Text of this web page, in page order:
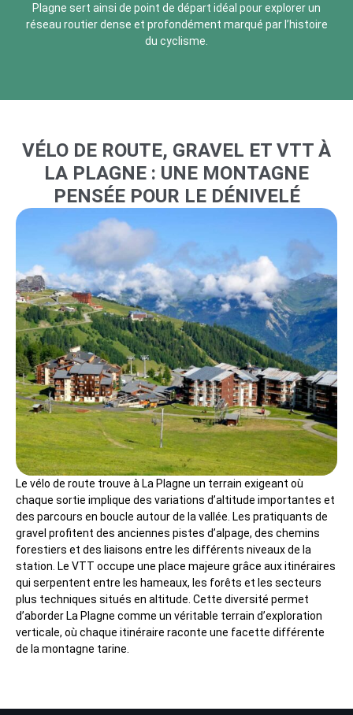
Plagne sert ainsi de point de départ idéal pour explorer un
réseau routier dense et profondément marqué par l’histoire
du cyclisme.
VÉLO DE ROUTE, GRAVEL ET VTT À
LA PLAGNE : UNE MONTAGNE
PENSÉE POUR LE DÉNIVELÉ
Le vélo de route trouve à La Plagne un terrain exigeant où
chaque sortie implique des variations d’altitude importantes et
des parcours en boucle autour de la vallée. Les pratiquants de
gravel profitent des anciennes pistes d’alpage, des chemins
forestiers et des liaisons entre les différents niveaux de la
station. Le VTT occupe une place majeure grâce aux itinéraires
qui serpentent entre les hameaux, les forêts et les secteurs
plus techniques situés en altitude. Cette diversité permet
d’aborder La Plagne comme un véritable terrain d’exploration
verticale, où chaque itinéraire raconte une facette différente
de la montagne tarine.